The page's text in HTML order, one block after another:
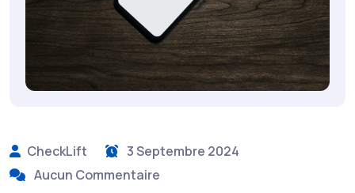
CheckLift
3 Septembre 2024
Aucun Commentaire